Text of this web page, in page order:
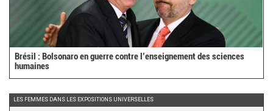
Brésil : Bolsonaro en guerre contre l’enseignement des sciences
humaines
LES FEMMES DANS LES EXPOSITIONS UNIVERSELLES